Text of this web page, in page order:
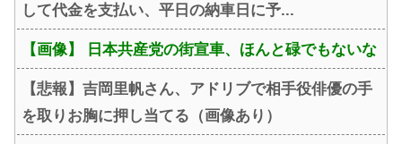
して代金を支払い、平日の納車日に予...
【画像】 日本共産党の街宣車、ほんと碌でもないな
【悲報】吉岡里帆さん、アドリブで相手役俳優の手
を取りお胸に押し当てる（画像あり）